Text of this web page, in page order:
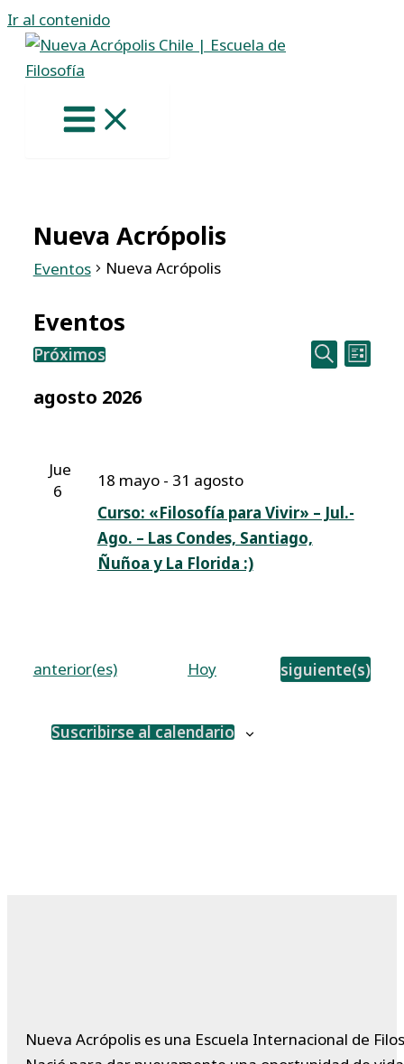
Ir al contenido
Nueva Acrópolis
Eventos Nueva Acrópolis
Eventos
vistas
de
Buscar
Lista
Próximos
fecha.
agosto 2026
Jue
6
Curso: «Filosofía para Vivir» – Jul.-
Ago. – Las Condes, Santiago,
Ñuñoa y La Florida :)
18 mayo- 31 agosto
Eventos
anterior(es) Hoy Eventos
siguiente(s)
Suscribirse al calendario
Nueva Acrópolis es una Escuela Internacional de